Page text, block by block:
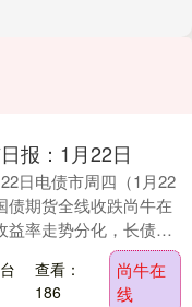
报：1月22日
日电债市周四（1月22
债期货全线收跌尚牛在
益率走势分化，长债稍
日净投放309亿元，资
查看：
186
尚牛在
线